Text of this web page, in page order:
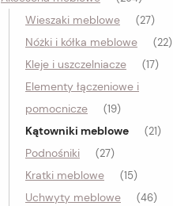
Wieszaki meblowe (27)
Nóżki i kółka meblowe (22)
Kleje i uszczelniacze (17)
Elementy łączeniowe i
pomocnicze
(19)
Kątowniki meblowe (21)
Podnośniki (27)
Kratki meblowe (15)
Uchwyty meblowe (46)